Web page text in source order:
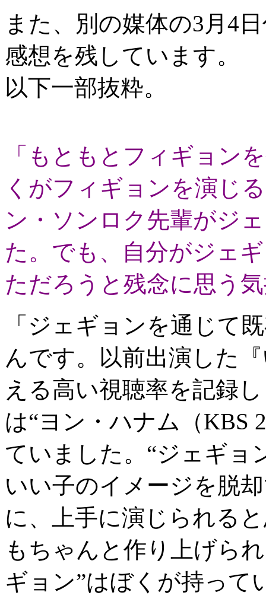
また、別の媒体の3月4
感想を残しています。
以下一部抜粋。
「もともとフィギョン
くがフィギョンを演じ
ン・ソンロク先輩がジ
た。でも、自分がジェ
ただろうと残念に思う
「ジェギョンを通じて
んです。以前出演した
える高い視聴率を記録
は“ヨン・ハナム（KBS
ていました。“ジェギョ
いい子のイメージを脱
に、上手に演じられる
もちゃんと作り上げら
ギョン”はぼくが持って